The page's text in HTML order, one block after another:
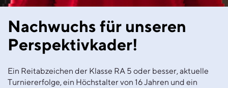
Nachwuchs für unseren
Perspektivkader!
Ein Reitabzeichen der Klasse RA 5 oder besser, aktuelle
Turniererfolge, ein Höchstalter von 16 Jahren und ein